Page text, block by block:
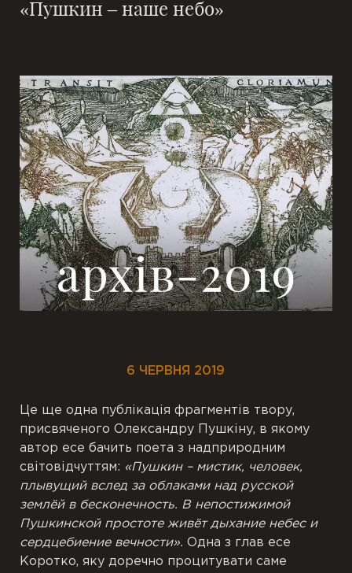
«Пушкин – наше небо»
6 ЧЕРВНЯ 2019
Це ще одна публікація фрагментів твору,
присвяченого Олександру Пушкіну, в якому
автор есе бачить поета з надприродним
світовідчуттям: «Пушкин – мистик, человек,
плывущий вслед за облаками над русской
землёй в бесконечность. В непостижимой
Пушкинской простоте живёт дыхание небес и
сердцебиение вечности». Одна з глав есе
Коротко, яку доречно процитувати саме